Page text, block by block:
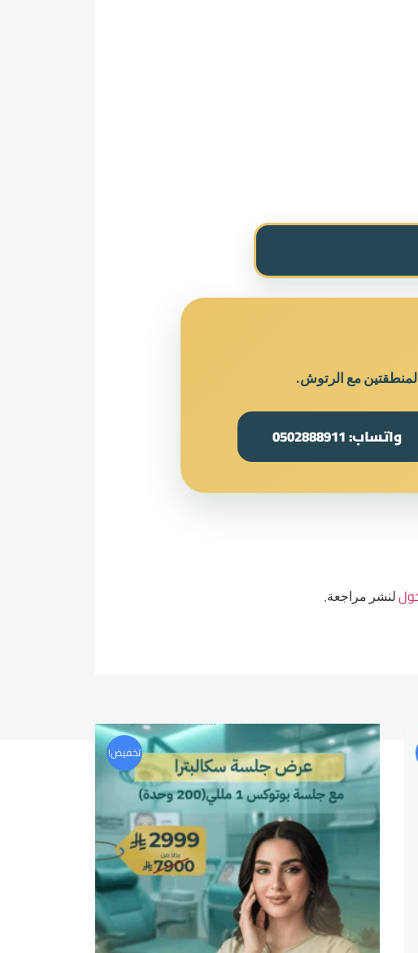
لمنطقتين مع الرتوش.
واتساب: 0502888911
لنشر مراجعة.
تخفيض!